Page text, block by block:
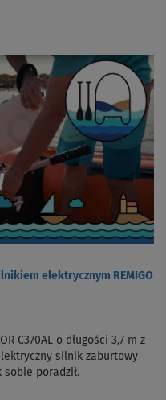
elektrycznym REMIGO
C370AL o długości 3,7 m z
silnik zaburtowy
sobie poradził.